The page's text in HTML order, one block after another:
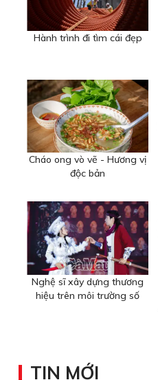
Hành trình đi tìm cái đẹp
Cháo ong vò vẽ - Hương vị
độc bản
Nghệ sĩ xây dựng thương
hiệu trên môi trường số
TIN MỚI